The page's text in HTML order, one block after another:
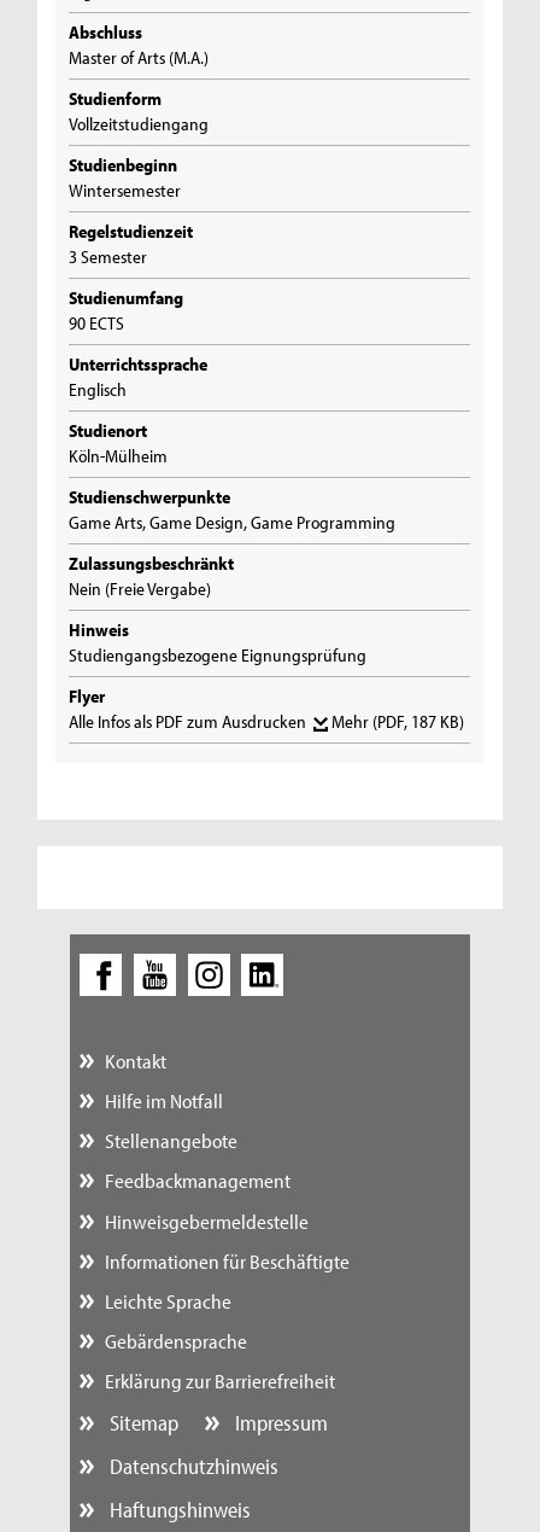
Abschluss
Master of Arts (M.A.)
Studienform
Vollzeitstudiengang
Studienbeginn
Wintersemester
Regelstudienzeit
3 Semester
Studienumfang
90 ECTS
Unterrichtssprache
Englisch
Studienort
Köln-Mülheim
Studienschwerpunkte
Game Arts, Game Design, Game Programming
Zulassungsbeschränkt
Nein (Freie Vergabe)
Hinweis
Studiengangsbezogene Eignungsprüfung
Flyer
Alle Infos als PDF zum Ausdrucken
Mehr (PDF, 187 KB)
Kontakt
Hilfe im Notfall
Stellenangebote
Feedbackmanagement
Hinweisgebermeldestelle
Informationen für Beschäftigte
Leichte Sprache
Gebärdensprache
Erklärung zur Barrierefreiheit
Sitemap
Impressum
Datenschutzhinweis
Haftungshinweis